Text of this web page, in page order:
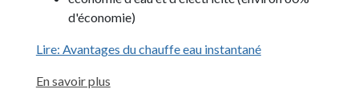
d'économie)
Lire: Avantages du chauffe eau instantané
En savoir plus